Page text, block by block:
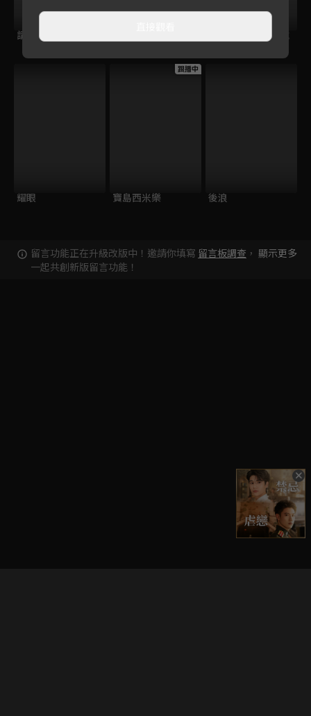
請世界吃桌
今日免費版-大家說
耀眼
跟播中
寶島西米樂 後浪
留言功能正在升級改版中！邀請你填寫 留言板調查 ，
一起共創新版留言功能！
顯示更多